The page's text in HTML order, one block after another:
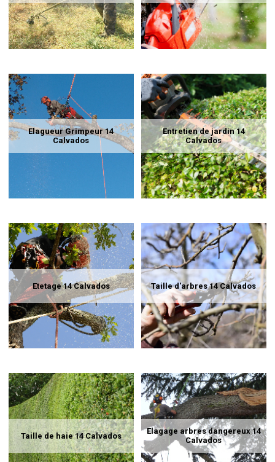
Elagueur Grimpeur 14
Calvados
Entretien de jardin 14
Calvados
Etetage 14 Calvados Taille d'arbres 14 Calvados
Taille de haie 14 Calvados
Elagage arbres dangereux 14
Calvados